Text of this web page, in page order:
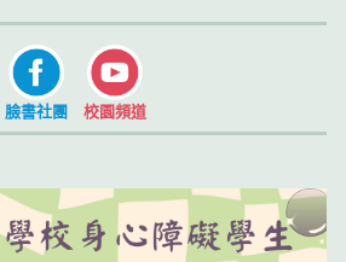
臉書社團 校園頻道